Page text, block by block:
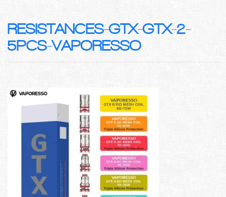
RESISTANCES-GTX-GTX-2-
5PCS-VAPORESSO